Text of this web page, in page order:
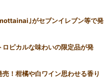
｣がセブンイレブン等で発
ロピカルな味わいの限定品が発
！柑橘や白ワイン思わせる香り